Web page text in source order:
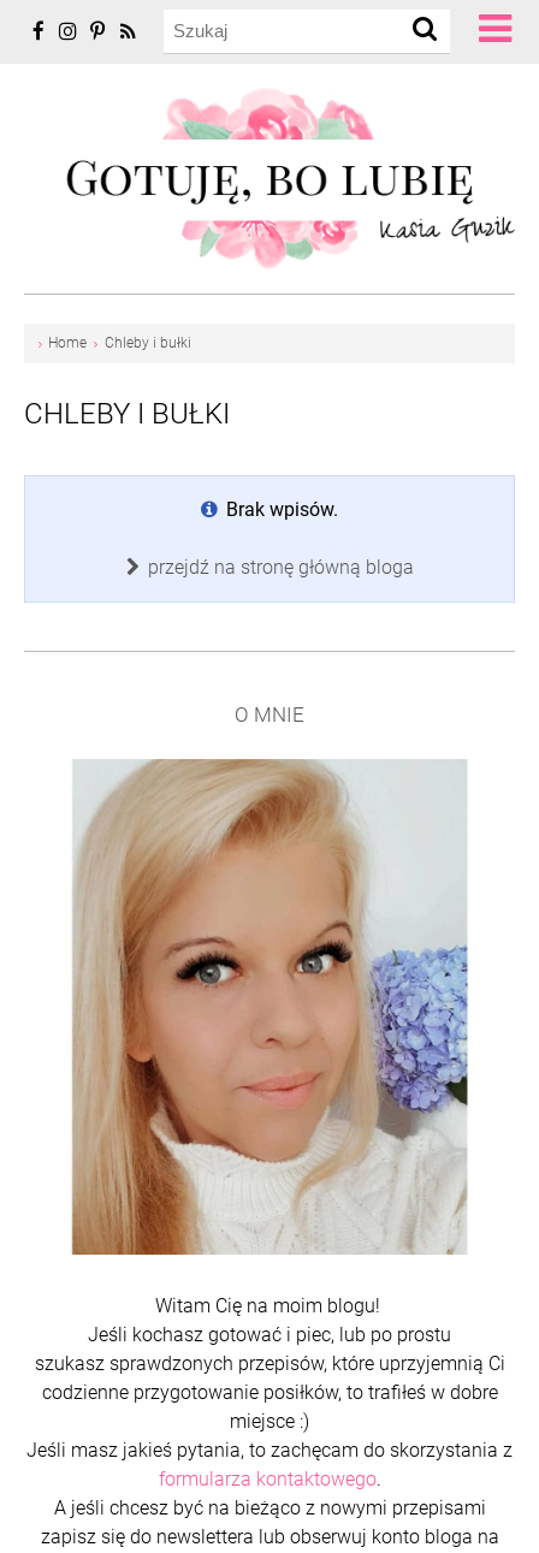
Home Chleby i bułki
CHLEBY I BUŁKI
Brak wpisów.
przejdź na stronę główną bloga
O MNIE
Witam Cię na moim blogu!
Jeśli kochasz gotować i piec, lub po prostu
szukasz sprawdzonych przepisów, które uprzyjemnią Ci
codzienne przygotowanie posiłków, to trafiłeś w dobre
miejsce :)
Jeśli masz jakieś pytania, to zachęcam do skorzystania z
formularza kontaktowego.
A jeśli chcesz być na bieżąco z nowymi przepisami
zapisz się do newslettera lub obserwuj konto bloga na